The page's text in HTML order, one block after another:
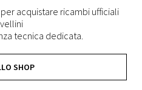
acquistare ricambi ufficiali
tecnica dedicata.
SHOP